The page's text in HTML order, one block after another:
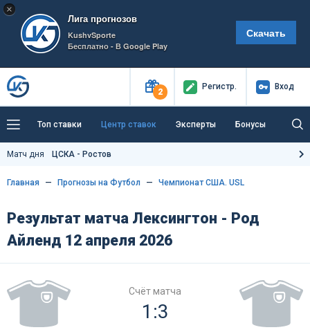
×
Лига прогнозов
KushvSporte
Бесплатно - В Google Play
Скачать
2
Регистр. Вход
Топ ставки Центр ставок Эксперты Бонусы
Тренды Букмекеры
Как тут заработать?
Матч дня ЦСКА - Ростов
Главная Прогнозы на Футбол Чемпионат США. USL
Результат матча Лексингтон - Род
Айленд 12 апреля 2026
Счёт матча
1:3